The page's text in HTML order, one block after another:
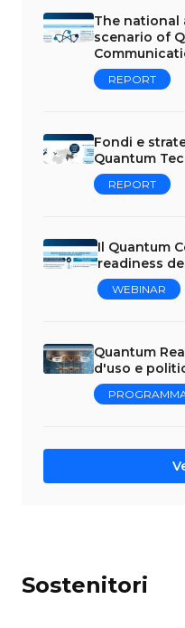
The national
scenario of
REPORT
Fondi e
Quantum
REPORT
Il Quantum
readiness
WEBINAR
Quantum
d'uso e
Sostenitori